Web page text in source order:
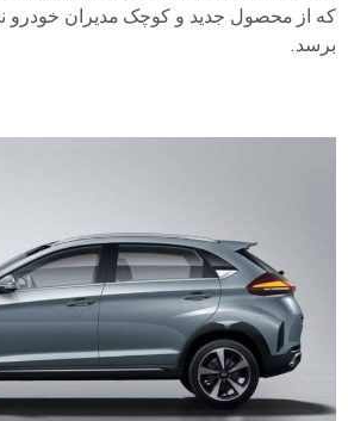
که از محصول جدید و کوچک مدیران خودرو
برسد.